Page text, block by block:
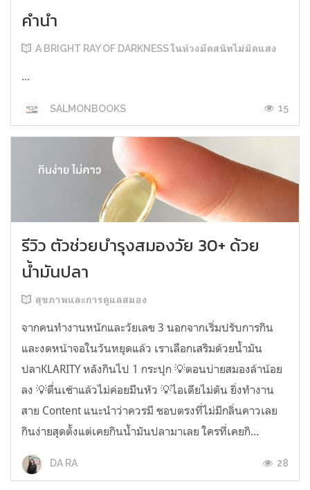
คำนำ
A BRIGHT RAY OF DARKNESS ในห้วงมืดสนิทไม่มิดแสง
...
SALMONBOOKS 15
รีวิว ตัวช่วยบำรุงสมองวัย 30+ ด้วย
น้ำมันปลา
สุขภาพและการดูแลสมอง
จากคนทำงานหนักและวัยเลข 3 นอกจากเริ่มปรับการกิน
และงดหน้าจอในวันหยุดแล้ว เราเลือกเสริมด้วยน้ำมัน
ปลาKLARITY หลังกินไป 1 กระปุก 💡ตอนบ่ายสมองล้าน้อย
ลง 💡ตื่นเช้าแล้วไม่ค่อยมึนหัว 💡ไอเดียไม่ตัน ยิ่งทำงาน
สาย Content แนะนำว่าควรมี ชอบตรงที่ไม่มีกลิ่นคาวเลย
กินง่ายสุดตั้งแต่เคยกินน้ำมันปลามาเลย ใครที่เคยกิ...
DA RA 28